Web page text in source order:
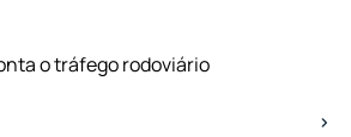
o tráfego rodoviário